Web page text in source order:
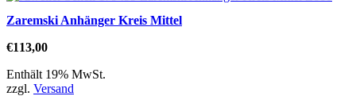
Zaremski Anhänger Kreis Mittel
€113,00
Enthält 19% MwSt.
zzgl. Versand